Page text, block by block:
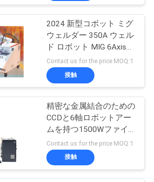
ーの印機械
39
ン浴室のた
9
2024 新型コボット ミグ
ウェルダー 350A ウェル
ド ロボット MIG 6Axis
コボット 腕 ウェルディ
ング ワーク ステーショ
ン
Contact us for the price MOQ:1
接触
精密な金属結合のための
CCDと6軸ロボットアー
ムを持つ1500Wファイ
バーレーザー溶接機
Contact us for the price MOQ:1
接触